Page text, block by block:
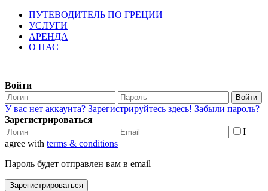
ПУТЕВОДИТЕЛЬ ПО ГРЕЦИИ
УСЛУГИ
АРЕНДА
О НАС
Войти
Войти
У вас нет аккаунта? Зарегистрируйтесь здесь! Забыли пароль?
Зарегистрироваться
I
agree with terms & conditions
Пароль будет отправлен вам в email
Зарегистрироваться